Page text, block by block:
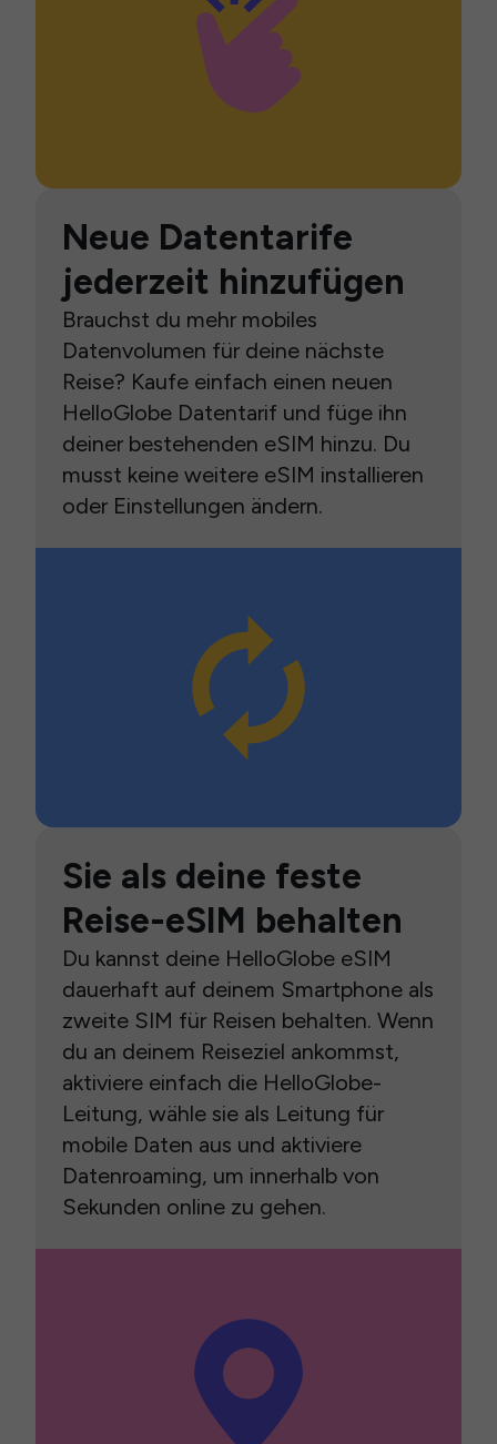
Neue Datentarife
jederzeit hinzufügen
Brauchst du mehr mobiles
Datenvolumen für deine nächste
Reise? Kaufe einfach einen neuen
HelloGlobe Datentarif und füge ihn
deiner bestehenden eSIM hinzu. Du
musst keine weitere eSIM installieren
oder Einstellungen ändern.
Sie als deine feste
Reise-eSIM behalten
Du kannst deine HelloGlobe eSIM
dauerhaft auf deinem Smartphone als
zweite SIM für Reisen behalten. Wenn
du an deinem Reiseziel ankommst,
aktiviere einfach die HelloGlobe-
Leitung, wähle sie als Leitung für
mobile Daten aus und aktiviere
Datenroaming, um innerhalb von
Sekunden online zu gehen.